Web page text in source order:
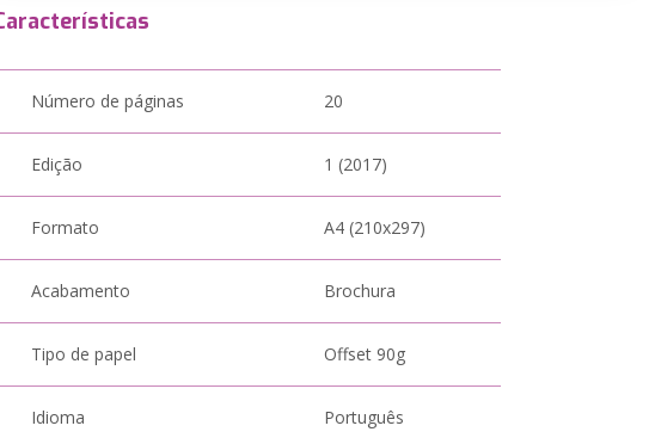
Número de páginas 20
Edição 1 (2017)
Formato A4 (210x297)
Acabamento Brochura
Tipo de papel Offset 90g
Idioma Português